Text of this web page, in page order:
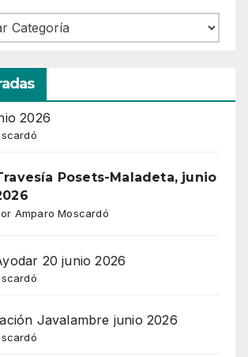
2026
Posets-Maladeta, junio
Amparo Moscardó
20 junio 2026
Javalambre junio 2026